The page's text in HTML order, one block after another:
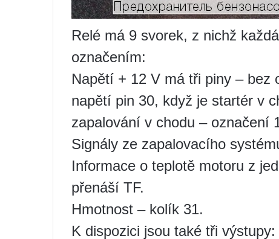
Relé má 9 svorek, z nichž
označením:
Napětí + 12 V má tři piny – bez
napětí pin 30, když je startér v
zapalování v chodu – označení
Signály ze zapalovacího
Informace o teplotě motoru z
přenáší TF.
Hmotnost – kolík 31.
K dispozici jsou také tři